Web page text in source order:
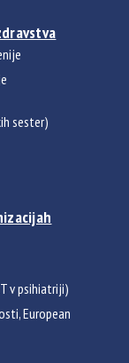
sester)
v psihiatriji)
European